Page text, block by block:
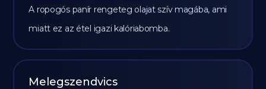
A ropogós panír rengeteg olajat szív magába, ami
miatt ez az étel igazi kalóriabomba.
Melegszendvics